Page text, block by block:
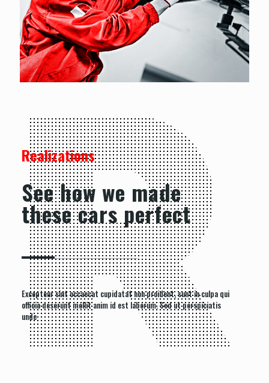
Realizations
See how we made
these cars perfect
Excepteur sint occaecat cupidatat non proident, sunt in culpa qui
officia deserunt mollit anim id est laborum. Sed ut perspiciatis
unde